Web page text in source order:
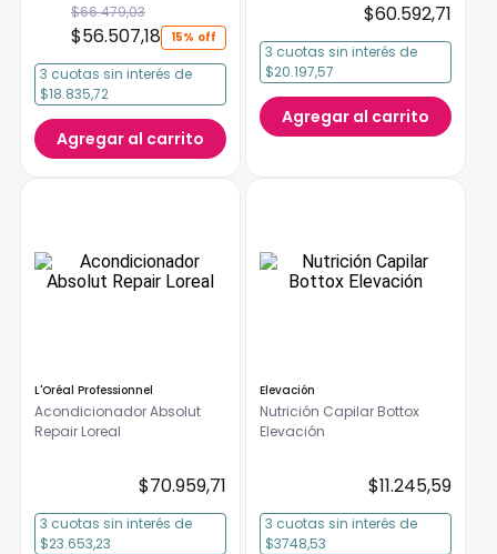
15%
$66.479,03
$56.507,18
3 cuotas sin interés de
$18.835,72
Agregar al carrito
$60.592,71
3 cuotas sin interés de
$20.197,57
Agregar al carrito
L'Oréal Professionnel
Acondicionador Absolut
Repair Loreal
$70.959,71
3 cuotas sin interés de
$23.653,23
Elevación
Nutrición Capilar Bottox
Elevación
$11.245,59
3 cuotas sin interés de
$3748,53